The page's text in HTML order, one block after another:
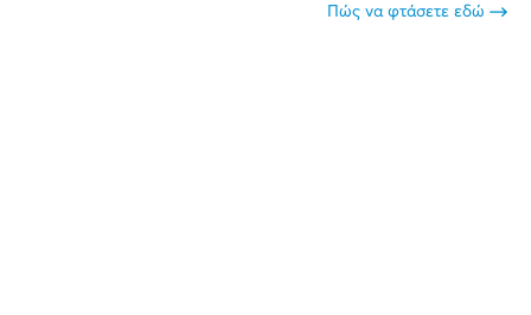
Πώς να φτάσετε εδώ